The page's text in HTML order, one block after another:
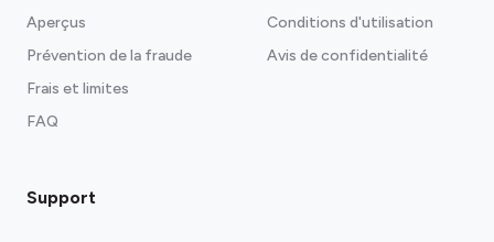
Aperçus
Prévention de la fraude
Frais et limites
FAQ
Conditions d'utilisation
Avis de confidentialité
Support